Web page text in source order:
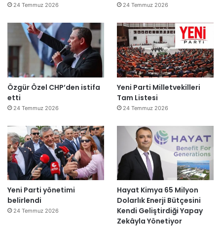
24 Temmuz 2026 24 Temmuz 2026
Özgür Özel CHP’den istifa
etti
24 Temmuz 2026
Yeni Parti Milletvekilleri
Tam Listesi
24 Temmuz 2026
Yeni Parti yönetimi
belirlendi
24 Temmuz 2026
Hayat Kimya 65 Milyon
Dolarlık Enerji Bütçesini
Kendi Geliştirdiği Yapay
Zekâyla Yönetiyor